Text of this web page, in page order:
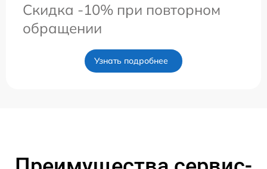
Скидка -10% при повторном
обращении
Узнать подробнее